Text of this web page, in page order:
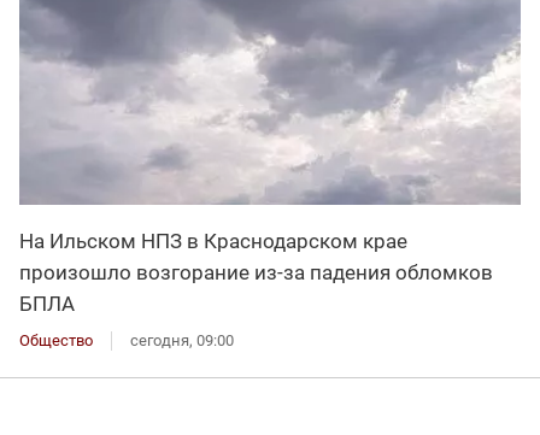
На Ильском НПЗ в Краснодарском крае
произошло возгорание из-за падения обломков
БПЛА
Общество сегодня, 09:00